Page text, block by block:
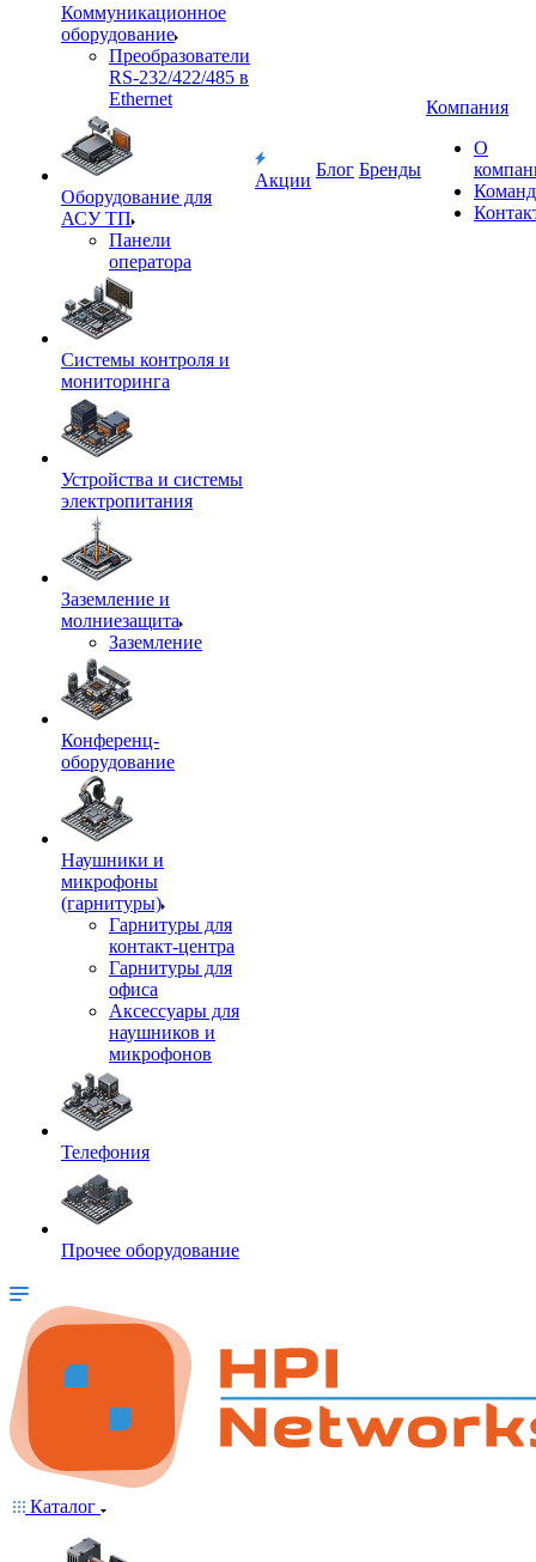
Коммуникационное
оборудование
Преобразователи
RS-232/422/485 в
Ethernet
Оборудование для
АСУ ТП
Панели
оператора
Системы контроля и
мониторинга
Устройства и системы
электропитания
Заземление и
молниезащита
Заземление
Конференц-
оборудование
Наушники и
микрофоны
(гарнитуры)
Гарнитуры для
контакт-центра
Гарнитуры для
офиса
Аксессуары для
наушников и
микрофонов
Телефония
Прочее оборудование
Акции
Блог Бренды
Компания
О
Каталог